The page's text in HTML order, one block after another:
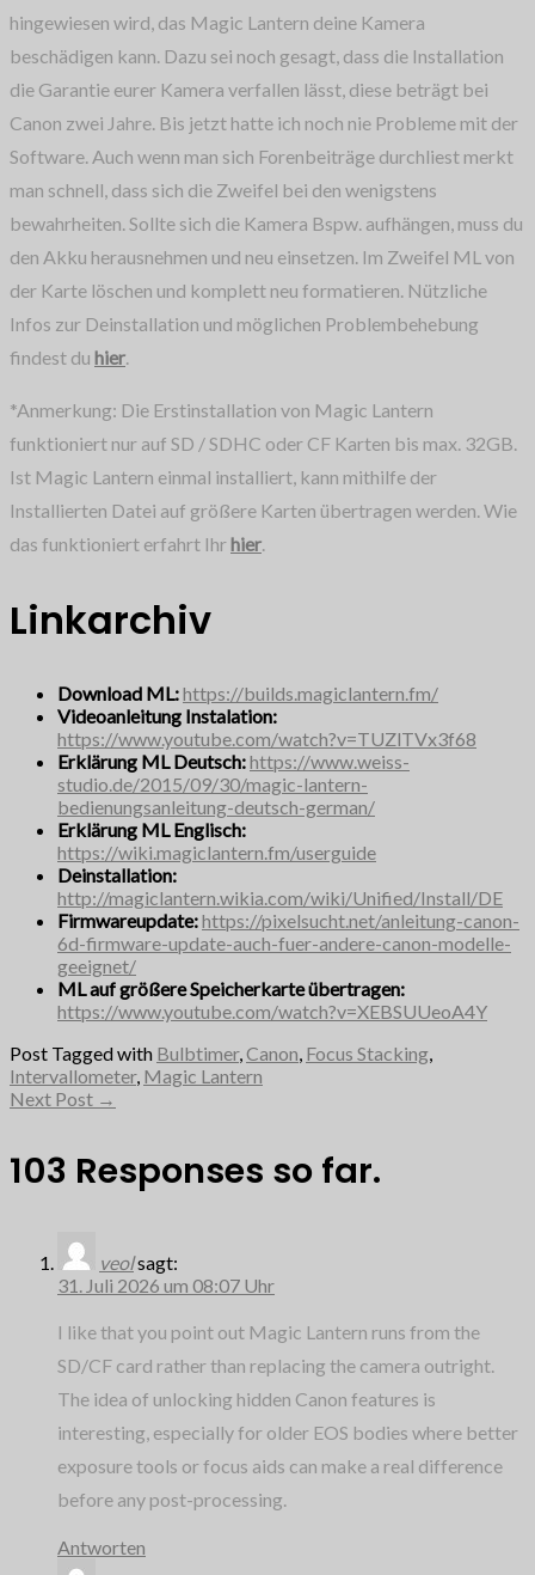
hingewiesen wird, das Magic Lantern deine Kamera
beschädigen kann. Dazu sei noch gesagt, dass die Installation
die Garantie eurer Kamera verfallen lässt, diese beträgt bei
Canon zwei Jahre. Bis jetzt hatte ich noch nie Probleme mit der
Software. Auch wenn man sich Forenbeiträge durchliest merkt
man schnell, dass sich die Zweifel bei den wenigstens
bewahrheiten. Sollte sich die Kamera Bspw. aufhängen, muss du
den Akku herausnehmen und neu einsetzen. Im Zweifel ML von
der Karte löschen und komplett neu formatieren. Nützliche
Infos zur Deinstallation und möglichen Problembehebung
findest du hier
*Anmerkung: Die Erstinstallation von Magic Lantern
funktioniert nur auf SD / SDHC oder CF Karten bis max. 32GB.
Ist Magic Lantern einmal installiert, kann mithilfe der
Installierten Datei auf größere Karten übertragen werden. Wie
das funktioniert erfahrt Ihrhier
Linkarchiv
Download ML:https://builds.magiclantern.fm/
Videoanleitung Instalation:
https://www.youtube.com/watch?v=TUZlTVx3f68
Erklärung ML Deutsch:https://www.weiss-
studio.de/2015/09/30/magic-lantern-
bedienungsanleitung-deutsch-german/
Erklärung ML Englisch:
https://wiki.magiclantern.fm/userguide
Deinstallation:
http://magiclantern.wikia.com/wiki/Unified/Install/DE
Firmwareupdate:https://pixelsucht.net/anleitung-canon-
6d-firmware-update-auch-fuer-andere-canon-modelle-
geeignet/
ML auf größere Speicherkarte übertragen:
https://www.youtube.com/watch?v=XEBSUUeoA4Y
Post Tagged with Bulbtimer,Canon, Focus Stacking,
Intervallometer, Magic Lantern
Next Post →
103 Responses so far.
veolsagt:
31. Juli 2026 um 08:07 Uhr
I like that you point out Magic Lantern runs from the
SD/CF card rather than replacing the camera outright.
The idea of unlocking hidden Canon features is
interesting, especially for older EOS bodies where better
exposure tools or focus aids can make a real difference
before any post-processing.
Antworten